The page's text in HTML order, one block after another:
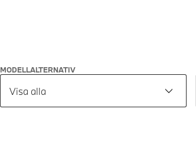
MODELLALTERNATIV
Visa alla